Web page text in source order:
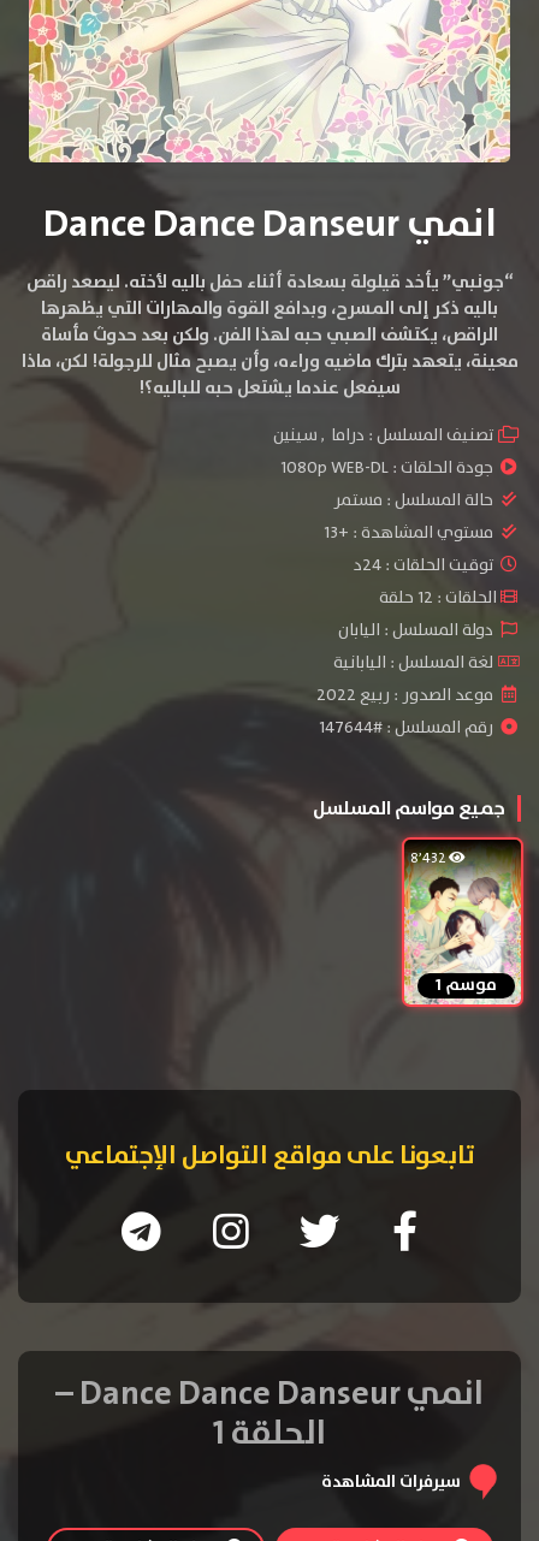
انمي Dance Dance Danseur
“جونبي” يأخد قيلولة بسعادة أثناء حفل باليه لأخته. ليصعد راقص
باليه ذكر إلى المسرح، وبدافع القوة والمهارات التي يظهرها
الراقص، يكتشف الصبي حبه لهذا الفن. ولكن بعد حدوث مأساة
معينة، يتعهد بترك ماضيه وراءه، وأن يصبح مثال للرجولة! لكن، ماذا
سيفعل عندما يشتعل حبه للباليه؟!
تصنيف المسلسل : دراما ,سينين
جودة الحلقات :1080p WEB-DL
حالة المسلسل : مستمر
مستوي المشاهدة : +13
توقيت الحلقات : 24د
الحلقات : 12 حلقة
دولة المسلسل : اليابان
لغة المسلسل : اليابانية
موعد الصدور : ربيع 2022
رقم المسلسل : #147644
جميع مواسم المسلسل
8٬432
موسم 1
تابعونا على مواقع التواصل الإجتماعي
انمي Dance Dance Danseur –
الحلقة 1
سيرفرات المشاهدة